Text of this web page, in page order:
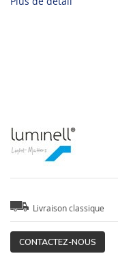
Livraison classique
CONTACTEZ-NOUS